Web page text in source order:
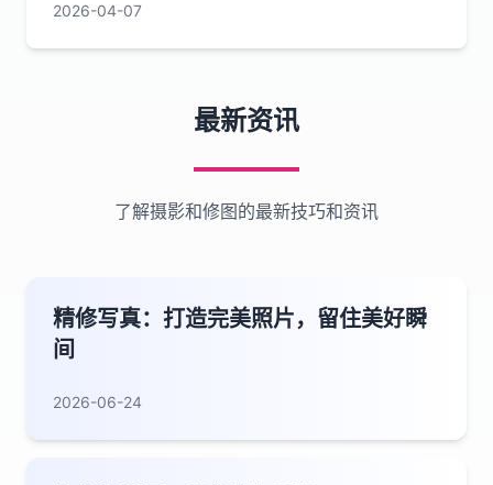
2026-04-07
最新资讯
了解摄影和修图的最新技巧和资讯
精修写真：打造完美照片，留住美好瞬
间
2026-06-24